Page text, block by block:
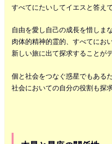
すべてにたいしてイエスと答え
自由を愛し自己の成長を惜しまな
肉体的精神的霊的、すべてにお
新しい旅に出て探求することがテ
個と社会をつなぐ惑星でもある
社会においての自分の役割も探